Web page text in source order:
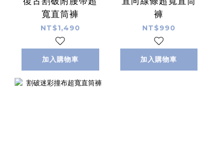
寬直筒褲
NT$1,490
加入購物車
褲
NT$990
加入購物車